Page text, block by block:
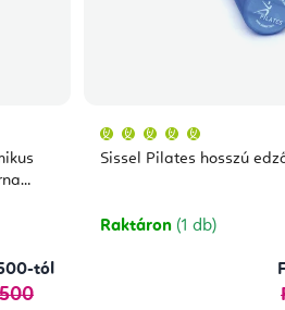
tól
Sissel Pilates hosszú
átlagos
értékelése
csillag.
Raktáron (1 db)